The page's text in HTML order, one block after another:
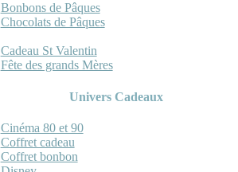
Bonbons de Pâques
Chocolats de Pâques
Cadeau St Valentin
Fête des grands Mères
Univers Cadeaux
Cinéma 80 et 90
Coffret cadeau
Coffret bonbon